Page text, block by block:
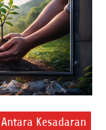
Kesadaran